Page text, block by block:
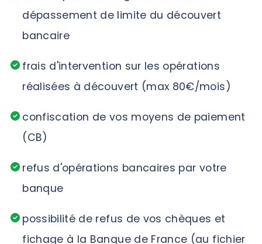
dépassement de limite du découvert
bancaire
frais d'intervention sur les opérations
réalisées à découvert (max 80€/mois)
confiscation de vos moyens de paiement
(CB)
refus d'opérations bancaires par votre
banque
possibilité de refus de vos chèques et
fichage à la Banque de France (au fichier